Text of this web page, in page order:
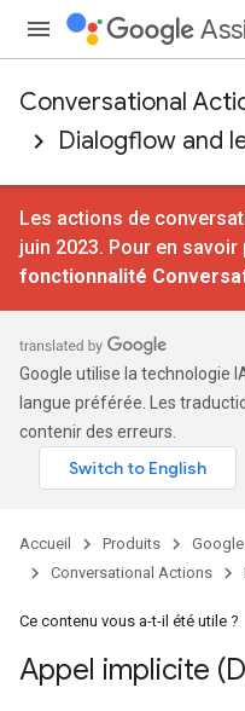
Conversational
Dialogflow and
Les actions de
juin 2023. Pour en
fonctionnalité
Google utilise la technologie
langue préférée. Les
contenir des erreurs.
Accueil Produits
Conversational Actions
Ce contenu vous a-t-il été utile ?
Appel implicite